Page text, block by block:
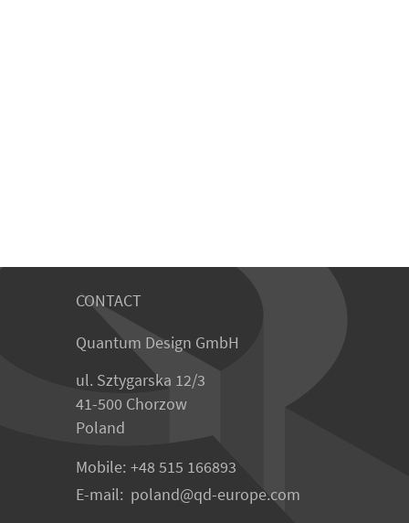
CONTACT
Quantum Design GmbH
ul. Sztygarska 12/3
41-500 Chorzow
Poland
Mobile: +48 515 166893
E-mail: poland qd-europe.com